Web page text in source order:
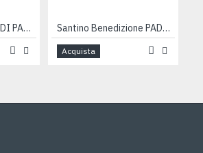
Libretto PENSIERI DI PADRE PIO Santino Benedizione PADRE PIO
Acquista